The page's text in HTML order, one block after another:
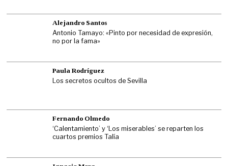
Alejandro Santos
Antonio Tamayo: «Pinto por necesidad de expresión,
no por la fama»
Paula Rodríguez
Los secretos ocultos de Sevilla
Fernando Olmedo
‘Calentamiento’ y ‘Los miserables’ se reparten los
cuartos premios Talía